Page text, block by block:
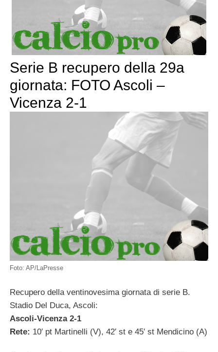
Serie B recupero della 29a
giornata: FOTO Ascoli –
Vicenza 2-1
Foto: AP/LaPresse
Recupero della ventinovesima giornata di serie B.
Stadio Del Duca, Ascoli:
Ascoli-Vicenza 2-1
Rete: 10′ pt Martinelli (V), 42′ st e 45′ st Mendicino (A)